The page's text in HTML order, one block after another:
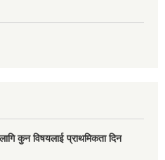
कुन विषयलाई प्राथमिकता दिन